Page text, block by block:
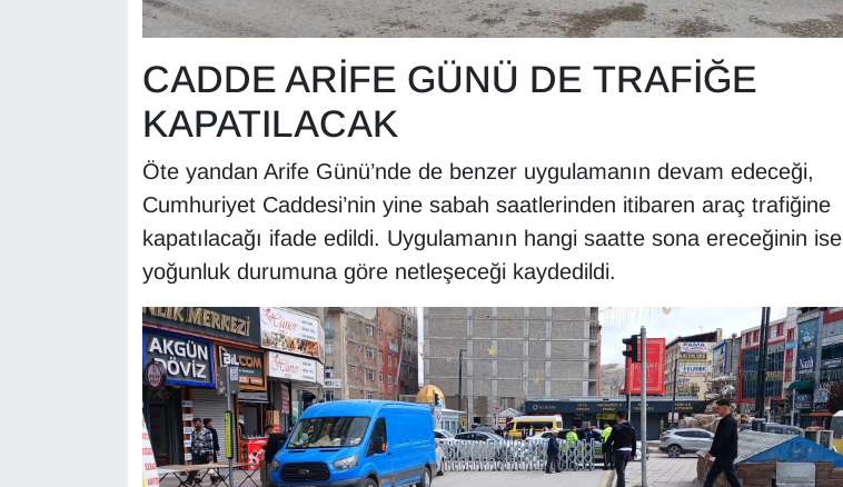
CADDE ARİFE GÜNÜ DE TRAFİĞE
KAPATILACAK
Öte yandan Arife Günü’nde de benzer uygulamanın devam edeceği,
Cumhuriyet Caddesi’nin yine sabah saatlerinden itibaren araç trafiğine
kapatılacağı ifade edildi. Uygulamanın hangi saatte sona ereceğinin ise
yoğunluk durumuna göre netleşeceği kaydedildi.
VAN'DA SPOR